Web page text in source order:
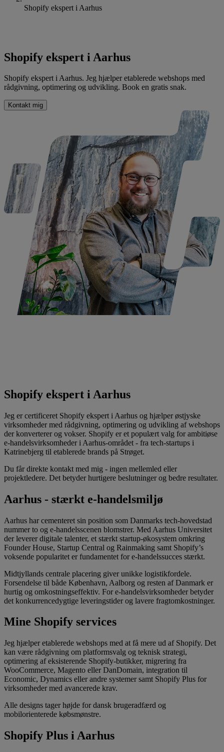
Shopify ekspert i Aarhus
Shopify ekspert i Aarhus
Shopify ekspert i Aarhus. Jeg hjælper etablerede webshops med
rådgivning, optimering og udvikling. Book en gratis snak.
Kontakt mig
Shopify ekspert i Aarhus
Jeg er certificeret Shopify ekspert i Aarhus og hjælper østjyske
virksomheder med rådgivning, optimering og udvikling af webshops
der konverterer og vokser. Shopify er et populært valg for ambitiøse
e-handelsvirksomheder i Aarhus-området - fra tech-startups i
Katrinebjerg til etablerede brands på Strøget.
Du får direkte kontakt med mig - ingen mellemled eller
projektledere. Det betyder hurtigere beslutninger og bedre resultater.
Aarhus - stærkt e-handelsmiljø
Aarhus har cementeret sin position som Danmarks tech-hovedstad
nummer to og e-handelsscenen blomstrer. Med Aarhus Universitet
der leverer digitale talenter, et stærkt startup-økosystem omkring
Founder House, Startup Central og Rainmaking samt Shopify’s
voksende popularitet er fundamentet for e-handelssucces stærkt.
Midtjyllands centrale placering giver unikke logistikfordele.
Forsendelse til både København, Aalborg og resten af Danmark er
hurtig og omkostningseffektiv. For e-handelsvirksomheder betyder
det konkurrencedygtige leveringstider og lavere fragtomkostninger.
Mine Shopify services
Jeg hjælper etablerede webshops med at få mere ud af Shopify. Det
kan være rådgivning om platformsvalg og teknisk strategi,
optimering af eksisterende Shopify-butikker, migrering fra
WooCommerce, Magento eller DanDomain, integration til
Economic, Dynamics eller andre systemer samt Shopify Plus for
virksomheder med avancerede krav.
Alle designs tager højde for dansk brugeradfærd og
mobilorienterede købsmønstre.
Shopify Plus i Aarhus